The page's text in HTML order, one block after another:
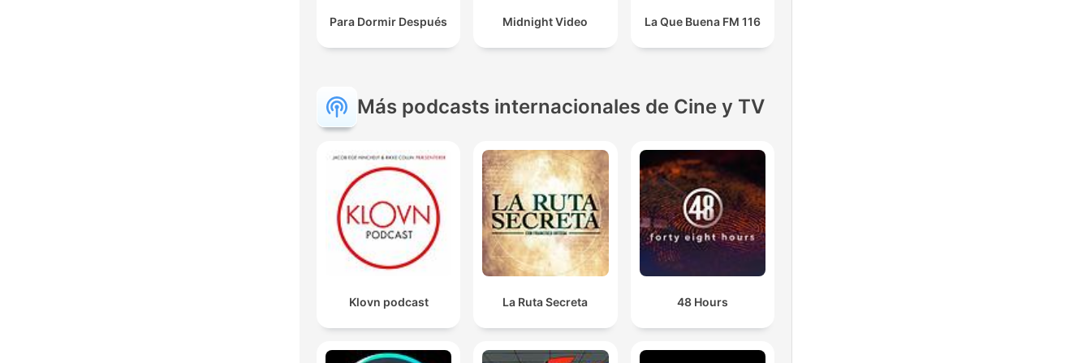
Para Dormir Después Midnight Video La Que Buena FM 116
Más podcasts internacionales de Cine y TV
Klovn podcast La Ruta Secreta 48 Hours